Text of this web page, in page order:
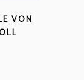
VON